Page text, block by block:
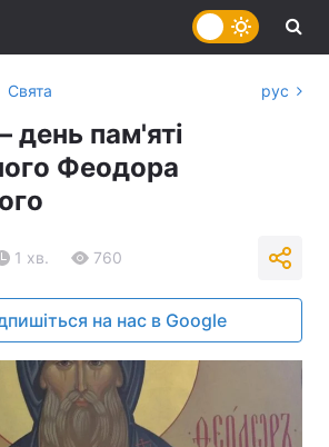
Свята рус
день пам'яті
Феодора
1 хв. 760
на нас в Google